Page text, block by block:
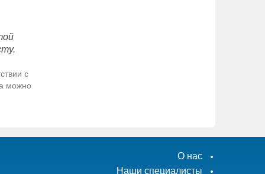
с
можно
О нас
Наши специалисты